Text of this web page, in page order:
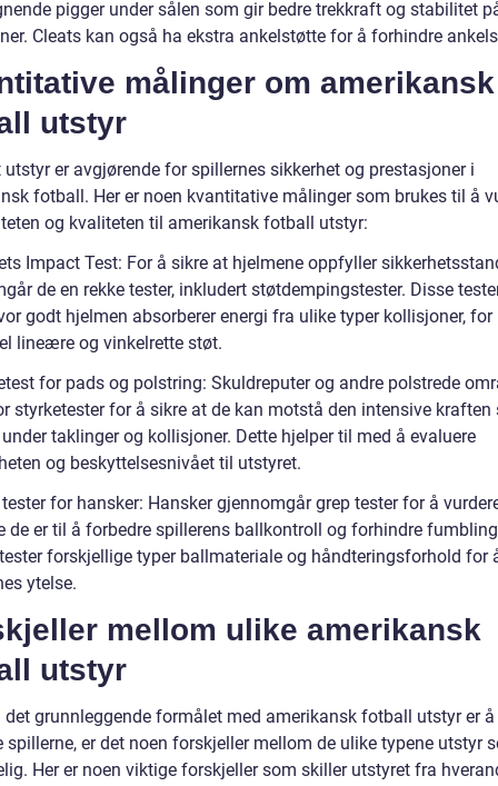
pigger under sålen som gir bedre trekkraft og stabilitet
Cleats kan også ha ekstra ankelstøtte for å forhindre
målinger om amerikansk
utstyr
utstyr er avgjørende for spillernes sikkerhet og prestasjoner i
fotball. Her er noen kvantitative målinger som brukes til å
og kvaliteten til amerikansk fotball utstyr:
Impact Test: For å sikre at hjelmene oppfyller
de en rekke tester, inkludert støtdempingstester. Disse
godt hjelmen absorberer energi fra ulike typer kollisjoner, for
lineære og vinkelrette støt.
for pads og polstring: Skuldreputer og andre polstrede
styrketester for å sikre at de kan motstå den intensive kraften
taklinger og kollisjoner. Dette hjelper til med å evaluere
og beskyttelsesnivået til utstyret.
for hansker: Hansker gjennomgår grep tester for å
de er til å forbedre spillerens ballkontroll og forhindre
forskjellige typer ballmateriale og håndteringsforhold for
ytelse.
mellom ulike amerikansk
utstyr
det grunnleggende formålet med amerikansk fotball utstyr er å
spillerne, er det noen forskjeller mellom de ulike typene utstyr
Her er noen viktige forskjeller som skiller utstyret fra